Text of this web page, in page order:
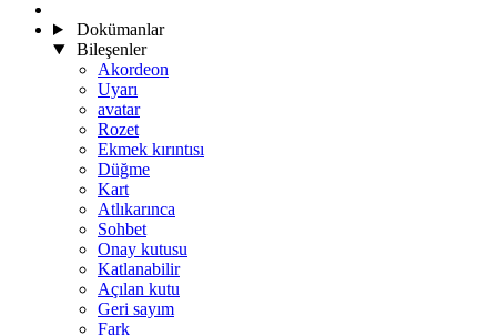
Dokümanlar
Bileşenler
Akordeon
Uyarı
avatar
Rozet
Ekmek kırıntısı
Düğme
Kart
Atlıkarınca
Sohbet
Onay kutusu
Katlanabilir
Açılan kutu
Geri sayım
Fark